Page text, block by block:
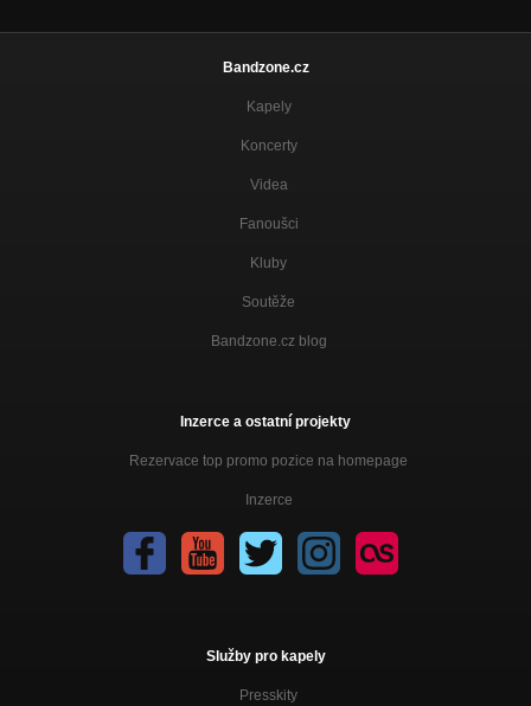
Bandzone.cz
Kapely
Koncerty
Videa
Fanoušci
Kluby
Soutěže
Bandzone.cz blog
Inzerce a ostatní projekty
Rezervace top promo pozice na homepage
Inzerce
Služby pro kapely
Presskity